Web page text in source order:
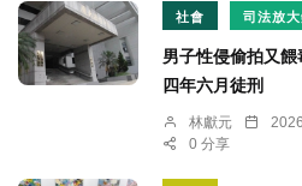
社會 司法放大
男子性侵偷拍又
四年六月徒刑
林獻元
0 分享